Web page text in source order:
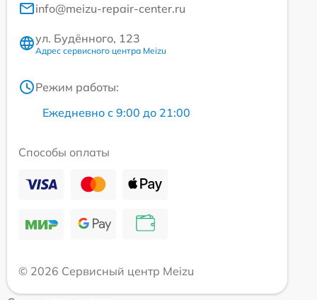
info@meizu-repair-center.ru
ул. Будённого, 123
Адрес сервисного центра Meizu
Режим работы:
Ежедневно с 9:00 до 21:00
Способы оплаты
© 2026 Сервисный центр Meizu